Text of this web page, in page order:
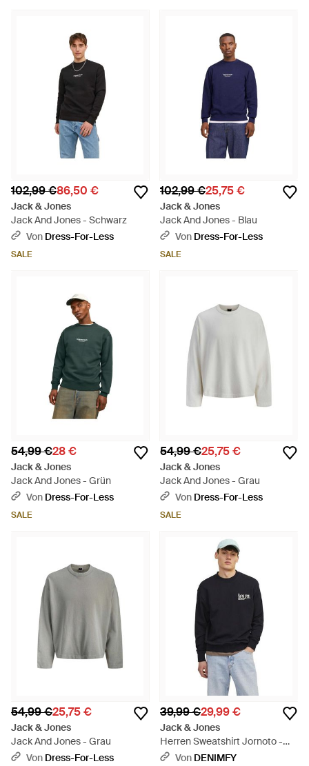
102,99 €86,50 €
Jack & Jones
Jack And Jones - Schwarz
Von Dress-For-Less
SALE
102,99 €25,75 €
Jack & Jones
Jack And Jones - Blau
Von Dress-For-Less
SALE
54,99 €28 €
Jack & Jones
Jack And Jones - Grün
Von Dress-For-Less
SALE
54,99 €25,75 €
Jack & Jones
Jack And Jones - Grau
Von Dress-For-Less
SALE
54,99 €25,75 €
Jack & Jones
Jack And Jones - Grau
Von Dress-For-Less
39,99 €29,99 €
Jack & Jones
Herren Sweatshirt Jornoto -
Schwarz
Von DENIMFY